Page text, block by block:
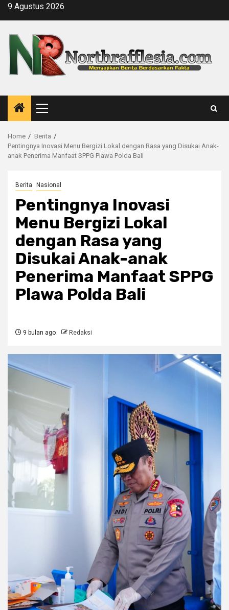
Skip9 Agustus 2026
Primary
Menu
Home
Berita
Pentingnya Inovasi Menu Bergizi Lokal dengan Rasa yang Disukai Anak-
anak Penerima Manfaat SPPG Plawa Polda Bali
Berita Nasional
Pentingnya Inovasi
Menu Bergizi Lokal
dengan Rasa yang
Disukai Anak-anak
Penerima Manfaat SPPG
Plawa Polda Bali
9 bulan ago Redaksi